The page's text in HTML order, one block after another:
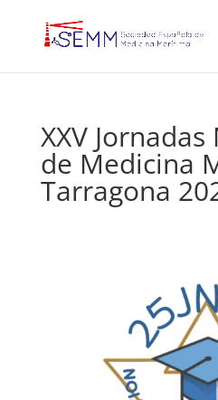
XXV
de Medicina
Tarragona